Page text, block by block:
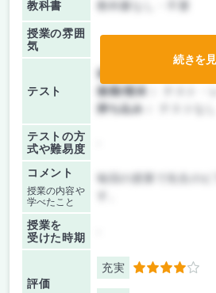
教科書 教科書なし・不要
授業の雰囲
気
テスト
前期/中間：
後期/期末：
持ち込み：
テストの方
式や難易度
コメント
授業の内容や
学べたこと
毎回の授業で先生の
授業を
受けた時期
評価
充実 4
続きを